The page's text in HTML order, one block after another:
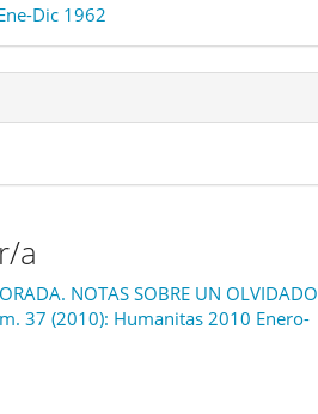
Dic 1962
a
NOTAS SOBRE UN OLVIDADO
37 (2010): Humanitas 2010 Enero-